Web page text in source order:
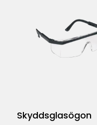
Skyddsglasögon